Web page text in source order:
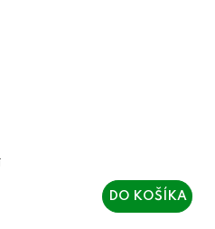
DO KOŠÍKA